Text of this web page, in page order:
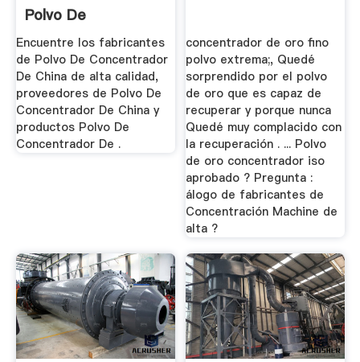
Polvo De
Concentrador De
China ...
Encuentre los fabricantes
de Polvo De Concentrador
De China de alta calidad,
proveedores de Polvo De
Concentrador De China y
productos Polvo De
Concentrador De .
concentrador de oro fino
polvo extrema;, Quedé
sorprendido por el polvo
de oro que es capaz de
recuperar y porque nunca
Quedé muy complacido con
la recuperación . ... Polvo
de oro concentrador iso
aprobado ? Pregunta :
álogo de fabricantes de
Concentración Machine de
alta ?